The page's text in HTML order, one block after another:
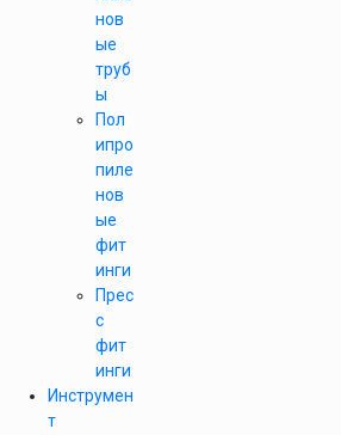
нов
ые
труб
ы
Пол
ипро
пиле
нов
ые
фит
инги
Прес
с
фит
инги
Инструмен
т